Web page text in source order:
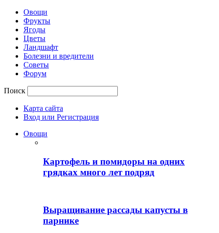
Овощи
Фрукты
Ягоды
Цветы
Ландшафт
Болезни и вредители
Советы
Форум
Поиск
Карта сайта
Вход или Регистрация
Овощи
Картофель и помидоры на одних
грядках много лет подряд
Выращивание рассады капусты в
парнике